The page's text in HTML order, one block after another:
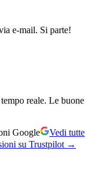
e-mail. Si parte!
reale. Le buone
Google
Vedi tutte
su Trustpilot →